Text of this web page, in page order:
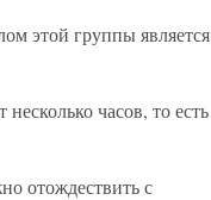
этой группы является
часов, то есть
отождествить с